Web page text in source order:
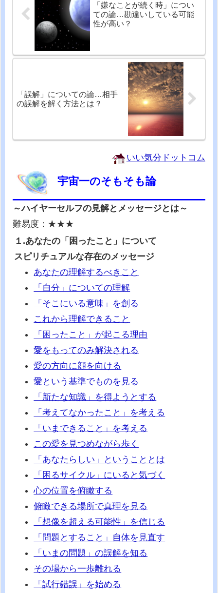
「嫌なことが続く時」につい
ての論…勘違いしている可能
性が高い？
「誤解」についての論…相手
の誤解を解く方法とは？
いい気分ドットコム
宇宙一のそもそも論
～ハイヤーセルフの見解とメッセージとは～
難易度：★★★
１.あなたの「困ったこと」について
スピリチュアルな存在のメッセージ
あなたの理解するべきこと
「自分」についての理解
「そこにいる意味」を創る
これから理解できること
「困ったこと」が起こる理由
愛をもってのみ解決される
愛の方向に顔を向ける
愛という基準でものを見る
「新たな知識」を得ようとする
「考えてなかったこと」を考える
「いまできること」を考える
この愛を見つめながら歩く
「あなたらしい」ということとは
「困るサイクル」にいると気づく
心の位置を俯瞰する
俯瞰できる場所で真理を見る
「想像を超える可能性」を信じる
「問題とすること」自体を見直す
「いまの問題」の誤解を知る
その場から一歩離れる
「試行錯誤」を始める